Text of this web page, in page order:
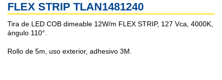
FLEX STRIP TLAN1481240
Tira de LED COB dimeable 12W/m FLEX STRIP, 127 Vca, 4000K,
ángulo 110°.
Rollo de 5m, uso exterior, adhesivo 3M.